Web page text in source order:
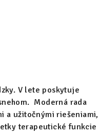
V lete poskytuje
Moderná rada
a užitočnými riešeniami,
terapeutické funkcie